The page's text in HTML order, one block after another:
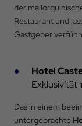
der
Restaurant und
Gastgeber
Hotel
Exklusivität
Das in einem
untergebrachte